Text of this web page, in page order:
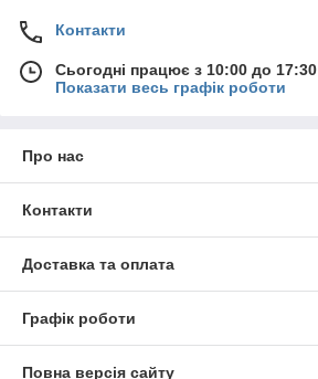
Контакти
Сьогодні працює з 10:00 до 17:30
Показати весь графік роботи
Про нас
Контакти
Доставка та оплата
Графік роботи
Повна версія сайту